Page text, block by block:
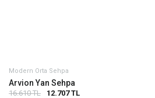
Modern Orta Sehpa
Arvion Yan Sehpa
16.610 TL 12.707 TL